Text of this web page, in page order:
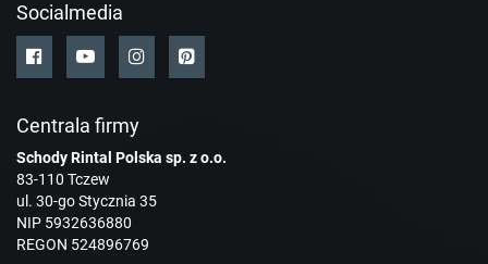
Socialmedia
Centrala firmy
Schody Rintal Polska sp. z o.o.
83-110 Tczew
ul. 30-go Stycznia 35
NIP 5932636880
REGON 524896769